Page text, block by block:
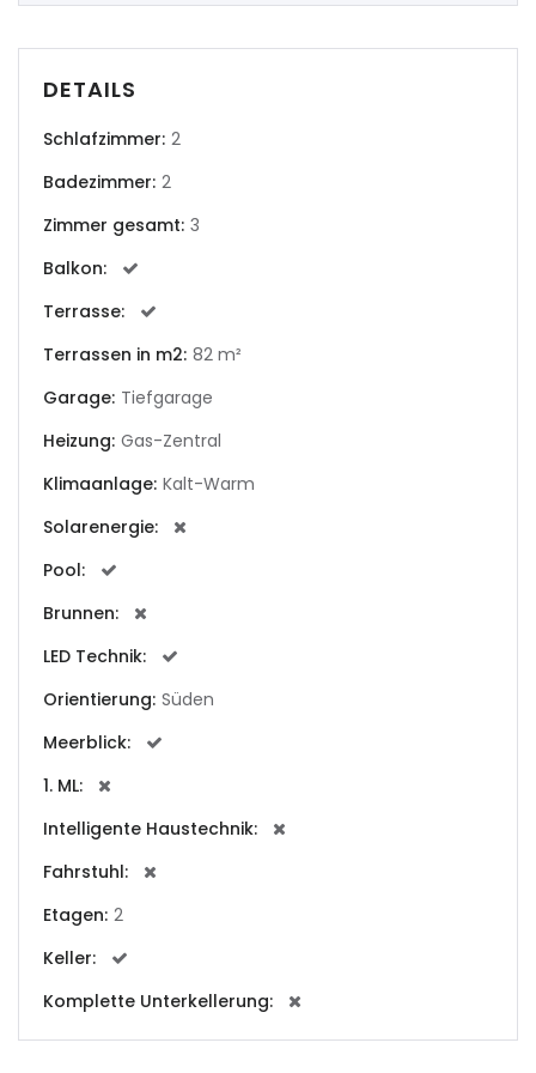
|-Altea
|-Andorra la Vella
|-Badia Gran
|-Bahia Blava
|-Bonanova, Palma d. M.
|-Bunyola
|-Cala Conta
|-Cala d Or
|-Cala Estellencs
|-Cala Figuera
|-Cala Mandia
|-Cala Millor
DETAILS
Schlafzimmer: 2
Badezimmer: 2
Zimmer gesamt: 3
Balkon:
Terrasse:
Terrassen in m2: 82 m²
Garage: Tiefgarage
Heizung: Gas-Zentral
Klimaanlage: Kalt-Warm
Solarenergie:
Pool:
Brunnen:
LED Technik:
Orientierung: Süden
Meerblick:
1. ML:
Intelligente Haustechnik:
Fahrstuhl:
Etagen: 2
Keller:
Komplette Unterkellerung: